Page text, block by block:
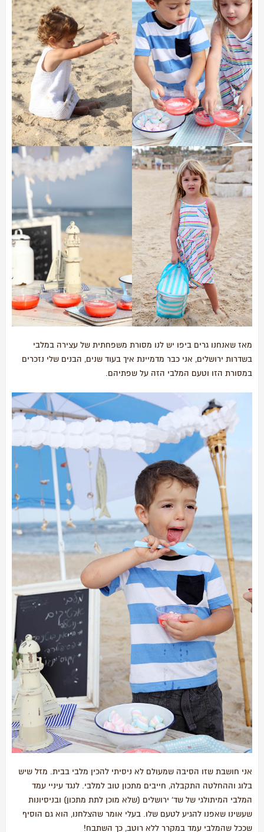
מאז שאנחנו גרים ביפו יש לנו מסורת משפחתית של עצירה במלבי
בשדרות ירושלים, אני כבר מדמיינת איך בעוד שנים, הבנים שלי נזכרים
במסורת הזו וטעם המלבי הזה על שפתיהם.
אני חושבת שזו הסיבה שמעולם לא ניסיתי להכין מלבי בבית. מזל שיש
בלוג וההחלטה התקבלה, חייבים מתכון טוב למלבי. לנגד עיניי עמד
המלבי המיתולגי של שד' ירושלים (שלא מוכן לתת מתכון) ובניסיונות
שעשינו שאפנו להגיע לטעם שלו. בעלי אומר שהצלחנו, הוא גם הוסיף
שככל שהמלבי עמד במקרר ללא רוטב, כך השתבח!